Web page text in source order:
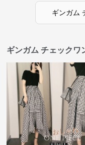
ギンガム
ギンガム チェックワ